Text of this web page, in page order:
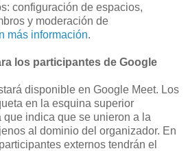
configuración de espacios,
y moderación de
más información.
los participantes de Google
disponible en Google Meet. Los
en la esquina superior
indica que se unieron a la
al dominio del organizador. En
externos tendrán el